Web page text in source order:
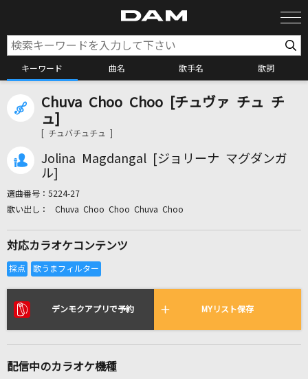
キーワード 曲名 歌手名 歌詞
カラオケ検索
カラオケ店舗検索
全国りれき
ライラック
Mrs. GREEN APPLE
SPECIALZ
Chuva Choo Choo [チュヴァ チュ チ
ュ]
[ チュバチュチュ ]
Jolina Magdangal [ジョリーナ マグダンガ
ル]
選曲番号： 5224-27
Chuva Choo Choo Chuva Choo
対応カラオケコンテンツ
デンモクアプリで予約 MYリスト保存
配信中のカラオケ機種